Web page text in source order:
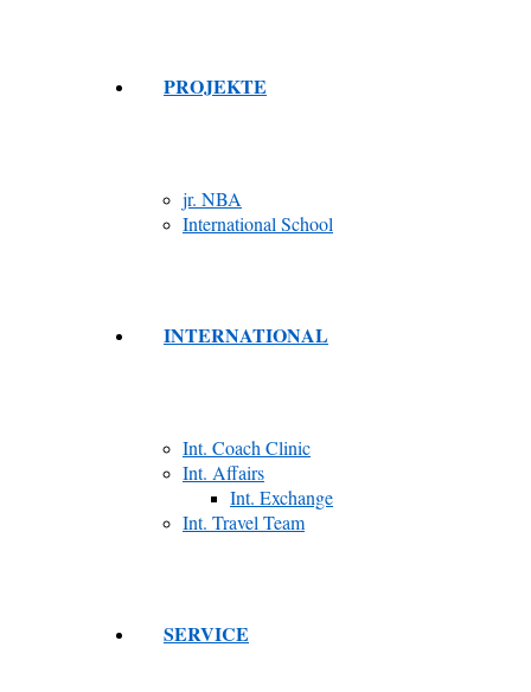
PROJEKTE
jr. NBA
International School
INTERNATIONAL
Int. Coach Clinic
Int. Affairs
Int. Exchange
Int. Travel Team
SERVICE